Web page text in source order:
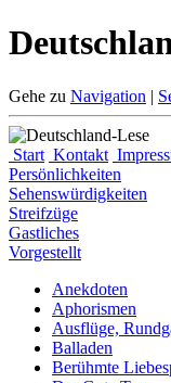
Gehe zu Navigation |
Start Kontakt
Persönlichkeiten
Sehenswürdigkeiten
Streifzüge
Gastliches
Vorgestellt
Anekdoten
Aphorismen
Ausflüge,
Balladen
Berühmte